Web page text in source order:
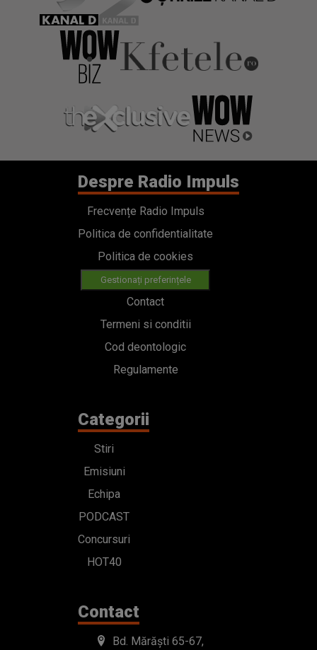
Despre Radio Impuls
Frecvențe Radio Impuls
Politica de confidentialitate
Politica de cookies
Gestionați preferințele
Contact
Termeni si conditii
Cod deontologic
Regulamente
Categorii
Stiri
Emisiuni
Echipa
PODCAST
Concursuri
HOT40
Contact
Bd. Mărăști 65-67,